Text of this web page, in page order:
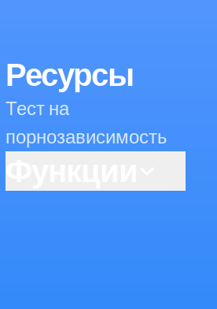
Ресурсы
Тест на
порнозависимость